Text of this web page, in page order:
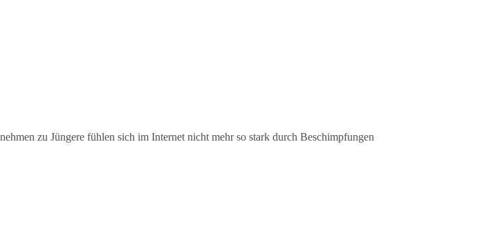
zu Jüngere fühlen sich im Internet nicht mehr so stark durch Beschimpfungen